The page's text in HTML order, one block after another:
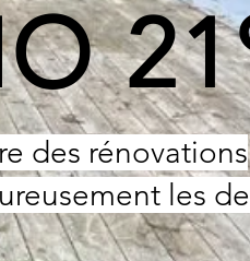
des rénovations
les